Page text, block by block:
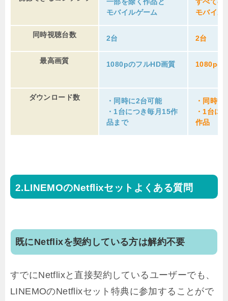
モバイルゲーム
モバイル
同時視聴台数 2台 2台
最高画質 1080pのフルHD画質 1080pの
ダウンロード数
・同時に2台可能
・1台につき毎月15作
品まで
・同時
・1台に
作品
LINEMOのNetflixセットよくある質問
既にNetflixを契約している方は解約不要
すでにNetflixと直接契約しているユーザーでも、
LINEMOのNetflixセット特典に参加することがで